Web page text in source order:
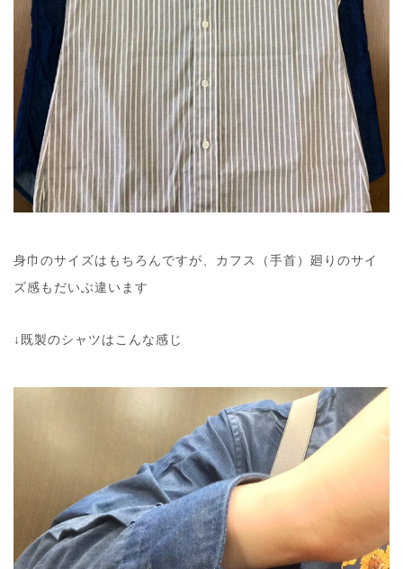
身巾のサイズはもちろんですが、カフス（手首）廻りのサイ
ズ感もだいぶ違います
↓既製のシャツはこんな感じ